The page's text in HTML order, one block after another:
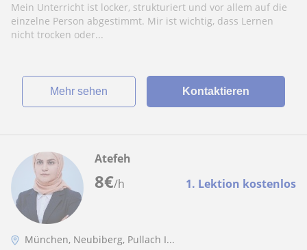
Mein Unterricht ist locker, strukturiert und vor allem auf die
einzelne Person abgestimmt. Mir ist wichtig, dass Lernen
nicht trocken oder...
Mehr sehen Kontaktieren
8€/h 1. Lektion kostenlos
Atefeh
München, Neubiberg, Pullach I...